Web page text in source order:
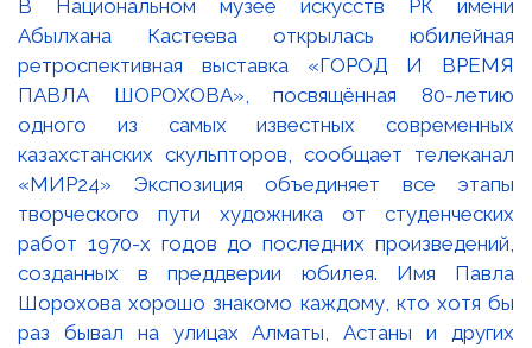
В Национальном музее искусств РК имени
Абылхана Кастеева открылась юбилейная
ретроспективная выставка «ГОРОД И ВРЕМЯ
ПАВЛА ШОРОХОВА», посвящённая 80-летию
одного из самых известных современных
казахстанских скульпторов, сообщает телеканал
«МИР24» Экспозиция объединяет все этапы
творческого пути художника от студенческих
работ 1970-х годов до последних произведений,
созданных в преддверии юбилея. Имя Павла
Шорохова хорошо знакомо каждому, кто хотя бы
раз бывал на улицах Алматы, Астаны и других